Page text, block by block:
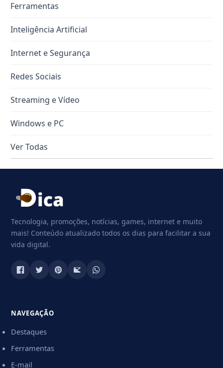
Ferramentas
Inteligência Artificial
Internet e Segurança
Redes Sociais
Streaming e Vídeo
Windows e PC
Ver Todas
Tecnologia, promoções, notícias, games, internet e muito
mais! Conteúdo atualizado todos os dias para facilitar a sua
vida digital.
NAVEGAÇÃO
Destaques
Ferramentas
E-mail